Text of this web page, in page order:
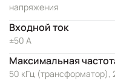
напряжения
Входной ток
±50 A
Максимальная
50 кГц (трансформатор),